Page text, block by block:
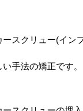
スクリュー(イン
手法の矯正です。